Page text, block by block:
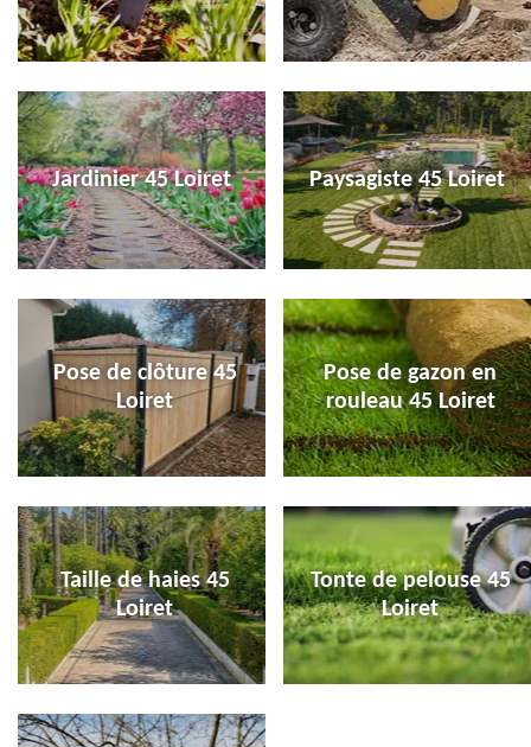
Jardinier 45 Loiret Paysagiste 45 Loiret
Pose de clôture 45
Loiret
Pose de gazon en
rouleau 45 Loiret
Taille de haies 45
Loiret
Tonte de pelouse 45
Loiret